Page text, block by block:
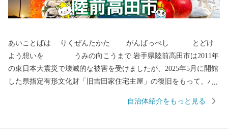
あいことばは りくぜんたかた がんばっぺし とどけ
よう想いを うみの向こうまで 岩手県陸前高田市は2011年
の東日本大震災で壊滅的な被害を受けましたが、2025年5月に開館
した県指定有形文化財「旧吉田家住宅主屋」の復旧をもって、ハ
自治体紹介をもっと見る